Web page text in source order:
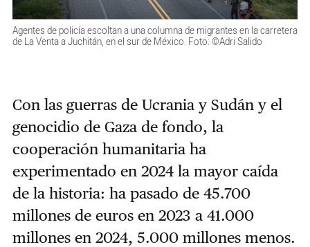
Agentes de policía escoltan a una columna de migrantes en la carretera
de La Venta a Juchitán, en el sur de México. Foto: ©Adri Salido
Con las guerras de Ucrania y Sudán y el
genocidio de Gaza de fondo, la
cooperación humanitaria ha
experimentado en 2024 la mayor caída
de la historia: ha pasado de 45.700
millones de euros en 2023 a 41.000
millones en 2024, 5.000 millones menos.